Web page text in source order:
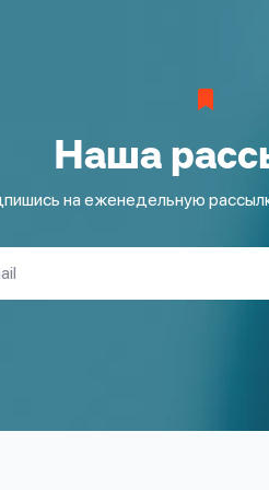
Наша
на еженедельную